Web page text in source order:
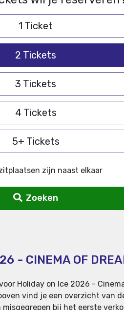
1 Ticket
2 Tickets
3 Tickets
4 Tickets
5+ Tickets
zijn naast elkaar
Zoeken
- CINEMA OF
Holiday on Ice 2026 -
vind je een overzicht van
bij het eerste